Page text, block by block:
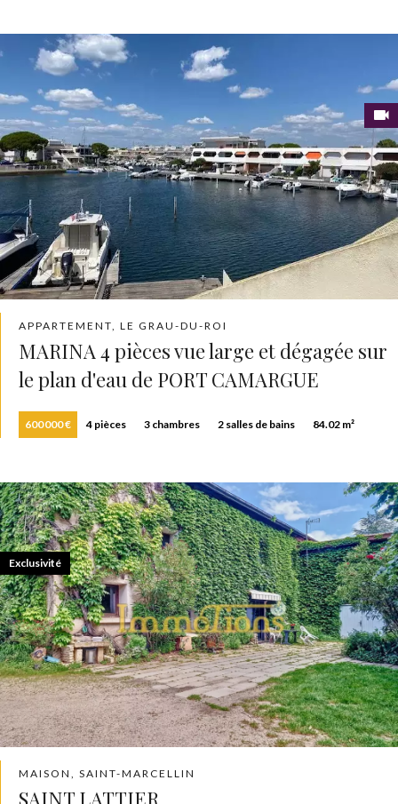
APPARTEMENT, LE GRAU-DU-ROI
MARINA 4 pièces vue large et dégagée sur
le plan d'eau de PORT CAMARGUE
600 000 € 4 pièces 3 chambres 2 salles de bains 84.02 m²
MAISON, SAINT-MARCELLIN
Exclusivité